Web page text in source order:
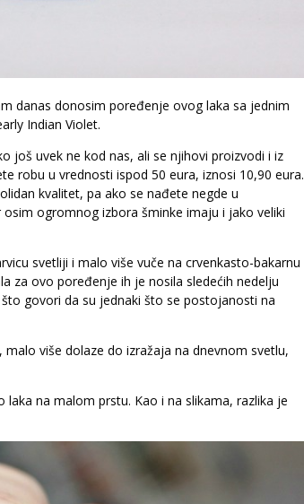
danas donosim poređenje ovog laka sa jednim
Indian Violet.
još uvek ne kod nas, ali se njihovi proizvodi i iz
robu u vrednosti ispod 50 eura, iznosi 10,90 eura.
kvalitet, pa ako se nađete negde u
ogromnog izbora šminke imaju i jako veliki
svetliji i malo više vuče na crvenkasto-bakarnu
za ovo poređenje ih je nosila sledećih nedelju
govori da su jednaki što se postojanosti na
više dolaze do izražaja na dnevnom svetlu,
na malom prstu. Kao i na slikama, razlika je